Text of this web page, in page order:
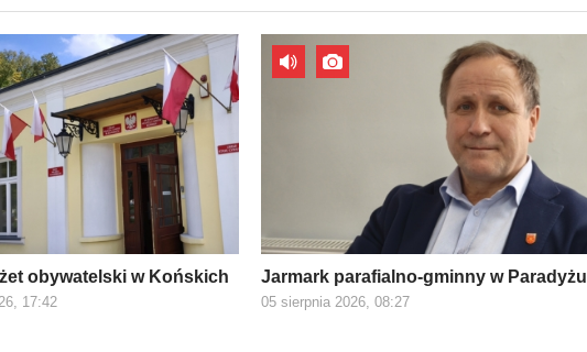
obywatelski w Końskich
17:42
Jarmark parafialno-gminny w Paradyżu
05 sierpnia 2026, 08:27